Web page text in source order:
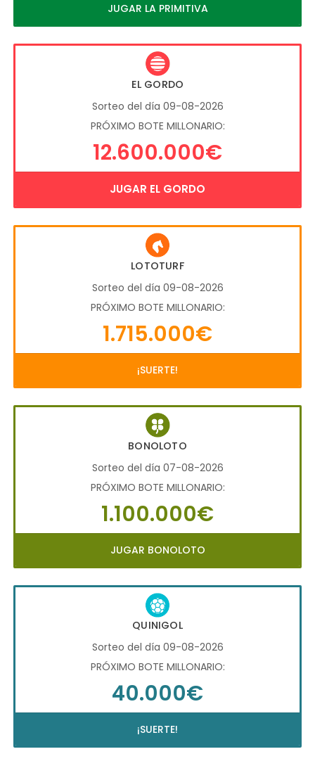
JUGAR LA PRIMITIVA
EL GORDO
Sorteo del día 09-08-2026
PRÓXIMO BOTE MILLONARIO:
12.600.000€
JUGAR EL GORDO
LOTOTURF
Sorteo del día 09-08-2026
PRÓXIMO BOTE MILLONARIO:
1.715.000€
¡SUERTE!
BONOLOTO
Sorteo del día 07-08-2026
PRÓXIMO BOTE MILLONARIO:
1.100.000€
JUGAR BONOLOTO
QUINIGOL
Sorteo del día 09-08-2026
PRÓXIMO BOTE MILLONARIO:
40.000€
¡SUERTE!